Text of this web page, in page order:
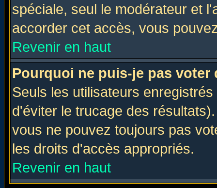
spéciale, seul le modérateur et
accorder cet accès, vous
Revenir en haut
Pourquoi ne puis-je pas voter
Seuls les utilisateurs
d'éviter le trucage des
vous ne pouvez toujours pas
les droits d'accès appropriés.
Revenir en haut